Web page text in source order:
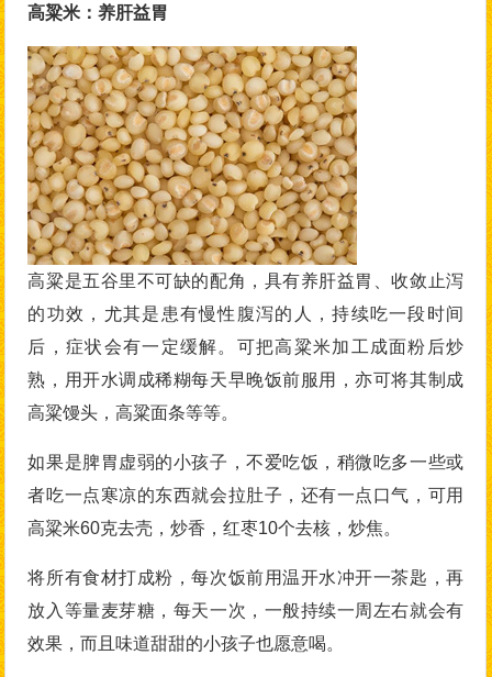
高粱米：养肝益胃
高粱是五谷里不可缺的配角，具有养肝益胃、收敛止泻
的功效，尤其是患有慢性腹泻的人，持续吃一段时间
后，症状会有一定缓解。可把高粱米加工成面粉后炒
熟，用开水调成稀糊每天早晚饭前服用，亦可将其制成
高粱馒头，高粱面条等等。
如果是脾胃虚弱的小孩子，不爱吃饭，稍微吃多一些或
者吃一点寒凉的东西就会拉肚子，还有一点口气，可用
高粱米60克去壳，炒香，红枣10个去核，炒焦。
将所有食材打成粉，每次饭前用温开水冲开一茶匙，再
放入等量麦芽糖，每天一次，一般持续一周左右就会有
效果，而且味道甜甜的小孩子也愿意喝。